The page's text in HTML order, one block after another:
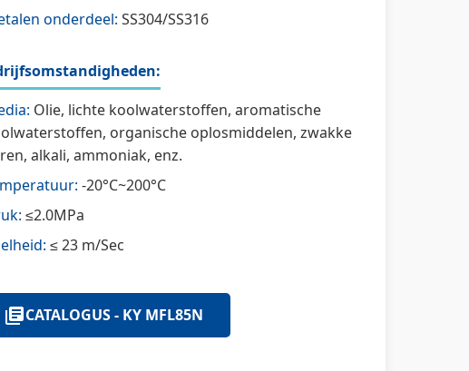
onderdeel: SS304/SS316
Olie, lichte koolwaterstoffen, aromatische
organische oplosmiddelen, zwakke
alkali, ammoniak, enz.
-20°C~200°C
≤2.0MPa
≤ 23 m/Sec
CATALOGUS - KY MFL85N